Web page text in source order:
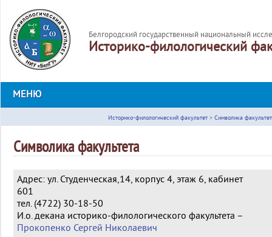
Белгородский государственный национальный
Историко-филологический
МЕНЮ
Историко-филологический факультет > Символика
Символика факультета
Адрес: ул. Студенческая,14, корпус 4, этаж 6, кабинет
601
тел. (4722) 30-18-50
И.о. декана историко-филологического факультета –
Прокопенко Сергей Николаевич